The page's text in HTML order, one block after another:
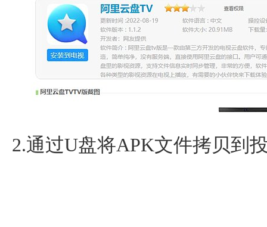
2.通过U盘将APK文件拷贝到